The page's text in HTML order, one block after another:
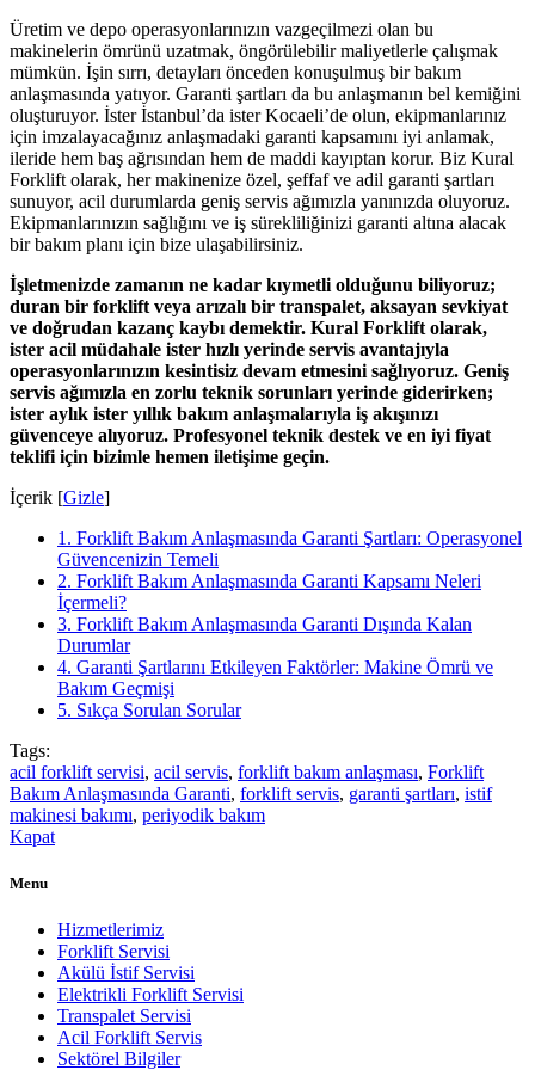
Üretim ve depo operasyonlarınızın vazgeçilmezi olan bu
makinelerin ömrünü uzatmak, öngörülebilir maliyetlerle çalışmak
mümkün. İşin sırrı, detayları önceden konuşulmuş bir bakım
anlaşmasında yatıyor. Garanti şartları da bu anlaşmanın bel kemiğini
oluşturuyor. İster İstanbul’da ister Kocaeli’de olun, ekipmanlarınız
için imzalayacağınız anlaşmadaki garanti kapsamını iyi anlamak,
ileride hem baş ağrısından hem de maddi kayıptan korur. Biz Kural
Forklift olarak, her makinenize özel, şeffaf ve adil garanti şartları
sunuyor, acil durumlarda geniş servis ağımızla yanınızda oluyoruz.
Ekipmanlarınızın sağlığını ve iş sürekliliğinizi garanti altına alacak
bir bakım planı için bize ulaşabilirsiniz.
İşletmenizde zamanın ne kadar kıymetli olduğunu biliyoruz;
duran bir forklift veya arızalı bir transpalet, aksayan sevkiyat
ve doğrudan kazanç kaybı demektir. Kural Forklift olarak,
ister acil müdahale ister hızlı yerinde servis avantajıyla
operasyonlarınızın kesintisiz devam etmesini sağlıyoruz. Geniş
servis ağımızla en zorlu teknik sorunları yerinde giderirken;
ister aylık ister yıllık bakım anlaşmalarıyla iş akışınızı
güvenceye alıyoruz. Profesyonel teknik destek ve en iyi fiyat
teklifi için bizimle hemen iletişime geçin.
İçerik [Gizle]
1. Forklift Bakım Anlaşmasında Garanti Şartları: Operasyonel
Güvencenizin Temeli
2. Forklift Bakım Anlaşmasında Garanti Kapsamı Neleri
İçermeli?
3. Forklift Bakım Anlaşmasında Garanti Dışında Kalan
Durumlar
4. Garanti Şartlarını Etkileyen Faktörler: Makine Ömrü ve
Bakım Geçmişi
5. Sıkça Sorulan Sorular
Tags:
acil forklift servisi, acil servis, forklift bakım anlaşması, Forklift
Bakım Anlaşmasında Garanti, forklift servis, garanti şartları, istif
makinesi bakımı, periyodik bakım
Kapat
Menu
Hizmetlerimiz
Forklift Servisi
Akülü İstif Servisi
Elektrikli Forklift Servisi
Transpalet Servisi
Acil Forklift Servis
Sektörel Bilgiler